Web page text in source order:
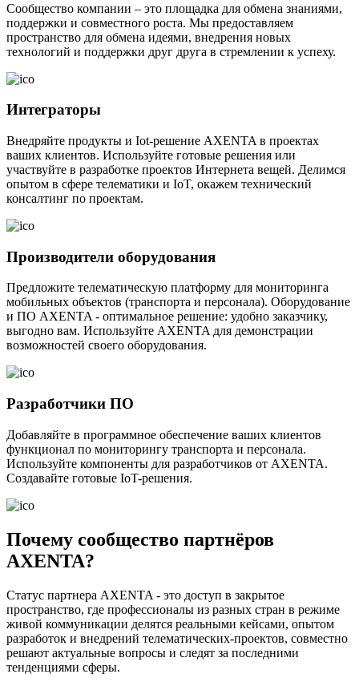
Сообщество компании – это площадка для обмена знаниями,
поддержки и совместного роста. Мы предоставляем
пространство для обмена идеями, внедрения новых
технологий и поддержки друг друга в стремлении к успеху.
Интеграторы
Внедряйте продукты и Iot-решение AXENTA в проектах
ваших клиентов. Используйте готовые решения или
участвуйте в разработке проектов Интернета вещей. Делимся
опытом в сфере телематики и IoT, окажем технический
консалтинг по проектам.
Производители оборудования
Предложите телематическую платформу для мониторинга
мобильных объектов (транспорта и персонала). Оборудование
и ПО AXENTA - оптимальное решение: удобно заказчику,
выгодно вам. Используйте AXENTA для демонстрации
возможностей своего оборудования.
Разработчики ПО
Добавляйте в программное обеспечение ваших клиентов
функционал по мониторингу транспорта и персонала.
Используйте компоненты для разработчиков от AXENTA.
Создавайте готовые IoT-решения.
Почему сообщество партнёров
AXENTA?
Статус партнера AXENTA - это доступ в закрытое
пространство, где профессионалы из разных стран в режиме
живой коммуникации делятся реальными кейсами, опытом
разработок и внедрений телематических-проектов, совместно
решают актуальные вопросы и следят за последними
тенденциями сферы.